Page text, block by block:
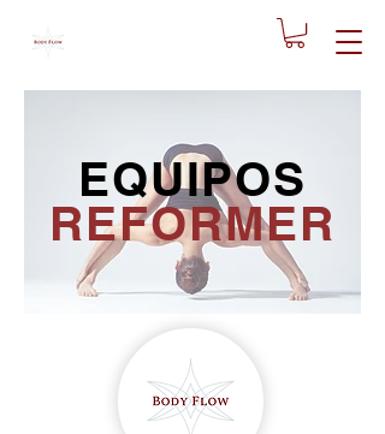
EQUIPOS
REFORMER